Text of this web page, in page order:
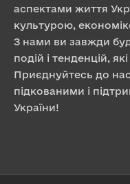
аспектами життя
культурою,
З нами ви завжди
подій і тенденцій,
Приєднуйтесь до
підкованими і
України!